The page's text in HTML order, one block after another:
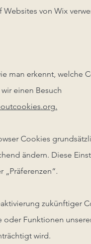
von Wix
man erkennt, welche
einen Besuch
Cookies
ändern. Diese
„Präferenzen“.
zukünftiger
Funktionen
wird.